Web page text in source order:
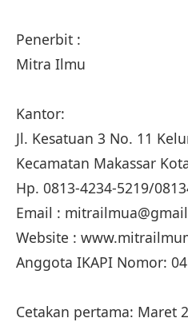
Penerbit :
Mitra Ilmu
Kantor:
Jl. Kesatuan 3 No. 11
Kecamatan Makassar
Hp. 0813-4234-5219/
Email :
Website :
Anggota IKAPI Nomor:
Cetakan pertama: Maret